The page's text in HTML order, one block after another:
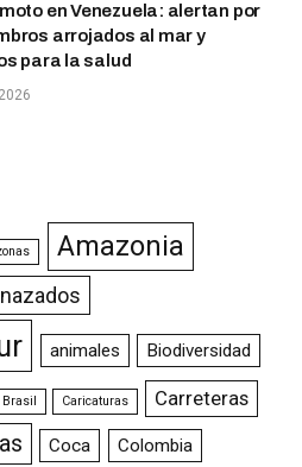
en Venezuela: alertan por
arrojados al mar y
para la salud
Amazonia
animales Biodiversidad
Brasil Caricaturas Carreteras
Coca Colombia